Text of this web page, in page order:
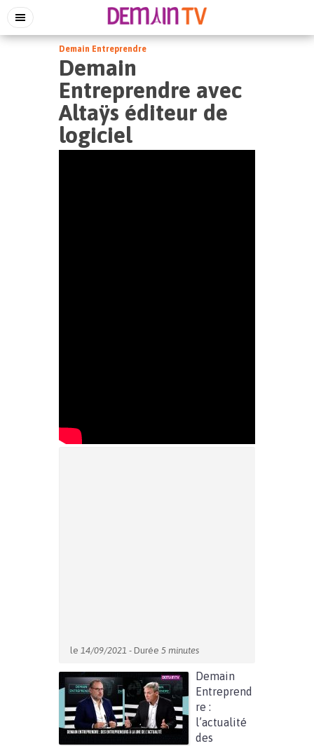
Demain Entreprendre
Demain
Entreprendre avec
Altaÿs éditeur de
logiciel
le 14/09/2021 - Durée 5 minutes
Demain
Entreprend
re :
l’actualité
des